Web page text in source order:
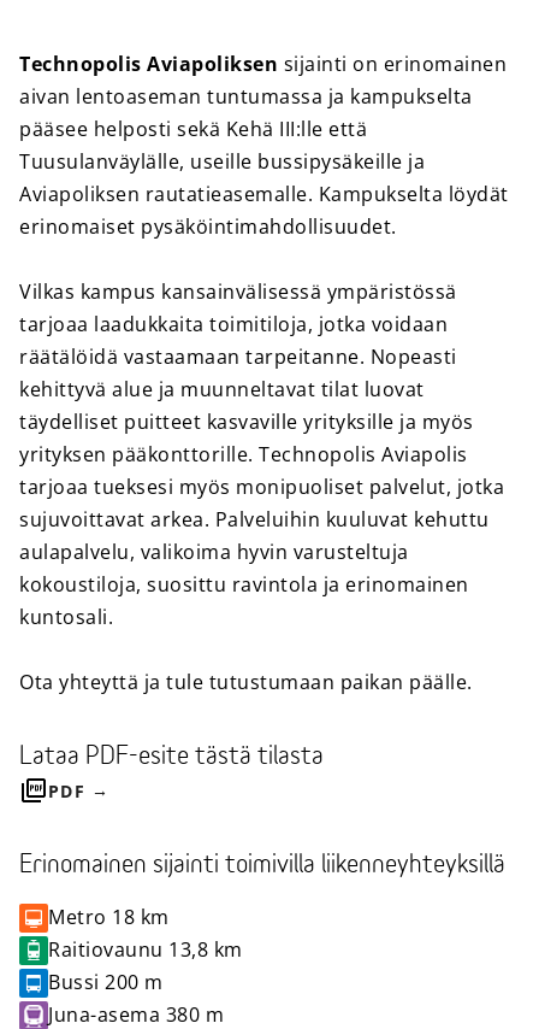
Technopolis Aviapoliksen sijainti on erinomainen
aivan lentoaseman tuntumassa ja kampukselta
pääsee helposti sekä Kehä III:lle että
Tuusulanväylälle, useille bussipysäkeille ja
Aviapoliksen rautatieasemalle. Kampukselta löydät
erinomaiset pysäköintimahdollisuudet.
Vilkas kampus kansainvälisessä ympäristössä
tarjoaa laadukkaita toimitiloja, jotka voidaan
räätälöidä vastaamaan tarpeitanne. Nopeasti
kehittyvä alue ja muunneltavat tilat luovat
täydelliset puitteet kasvaville yrityksille ja myös
yrityksen pääkonttorille. Technopolis Aviapolis
tarjoaa tueksesi myös monipuoliset palvelut, jotka
sujuvoittavat arkea. Palveluihin kuuluvat kehuttu
aulapalvelu, valikoima hyvin varusteltuja
kokoustiloja, suosittu ravintola ja erinomainen
kuntosali.
Ota yhteyttä ja tule tutustumaan paikan päälle.
Lataa PDF-esite tästä tilasta
PDF
Erinomainen sijainti toimivilla liikenneyhteyksillä
Metro 18 km
Raitiovaunu 13,8 km
Bussi 200 m
Juna-asema 380 m